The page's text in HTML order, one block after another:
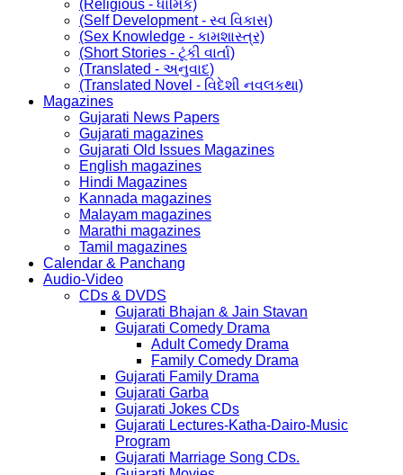
(Religious - ધાર્મિક)
(Self Development - સ્વ વિકાસ)
(Sex Knowledge - કામશાસ્ત્ર)
(Short Stories - ટૂંકી વાર્તા)
(Translated - અનુવાદ)
(Translated Novel - વિદેશી નવલકથા)
Magazines
Gujarati News Papers
Gujarati magazines
Gujarati Old Issues Magazines
English magazines
Hindi Magazines
Kannada magazines
Malayam magazines
Marathi magazines
Tamil magazines
Calendar & Panchang
Audio-Video
CDs & DVDS
Gujarati Bhajan & Jain Stavan
Gujarati Comedy Drama
Adult Comedy Drama
Family Comedy Drama
Gujarati Family Drama
Gujarati Garba
Gujarati Jokes CDs
Gujarati Lectures-Katha-Dairo-Music
Program
Gujarati Marriage Song CDs.